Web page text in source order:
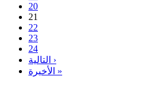
20
21
22
23
24
التالية ›
الأخيرة »